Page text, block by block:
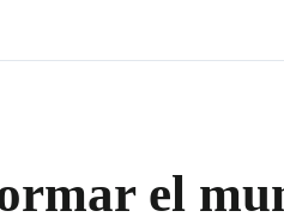
el